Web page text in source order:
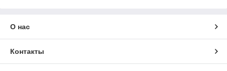
О нас
Контакты